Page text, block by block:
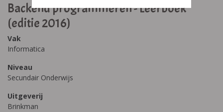
Backend programmeren - Leerboek
(editie 2016)
Vak
Informatica
Niveau
Secundair Onderwijs
Uitgeverij
Brinkman